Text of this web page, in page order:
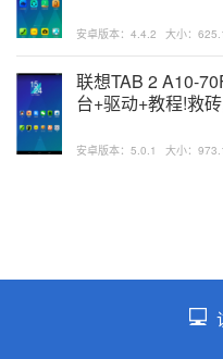
安卓版本：4.4.2 大小：
联想TAB 2 A10-
台+驱动+教程!救
安卓版本：5.0.1 大小：